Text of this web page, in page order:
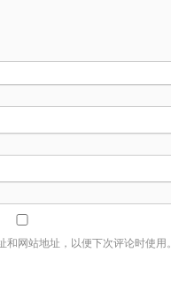
网站地址，以便下次评论时使用。